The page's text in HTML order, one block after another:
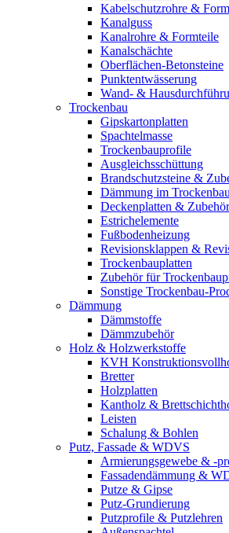
Kabelschutzrohre &
Kanalguss
Kanalrohre & Formteile
Kanalschächte
Oberflächen-Betonsteine
Punktentwässerung
Wand- &
Trockenbau
Gipskartonplatten
Spachtelmasse
Trockenbauprofile
Ausgleichsschüttung
Brandschutzsteine &
Dämmung im Trockenbau
Deckenplatten & Zubehör
Estrichelemente
Fußbodenheizung
Revisionsklappen &
Trockenbauplatten
Zubehör für
Sonstige Trockenbau-
Dämmung
Dämmstoffe
Dämmzubehör
Holz & Holzwerkstoffe
KVH
Bretter
Holzplatten
Kantholz &
Leisten
Schalung & Bohlen
Putz, Fassade & WDVS
Armierungsgewebe & -
Fassadendämmung &
Putze & Gipse
Putz-Grundierung
Putzprofile & Putzlehren